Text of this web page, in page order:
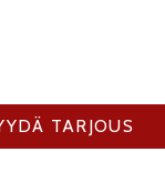
TARJOUS